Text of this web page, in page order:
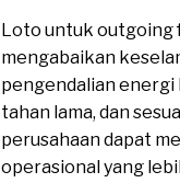
Loto untuk outgoing
mengabaikan
pengendalian energi
tahan lama, dan
perusahaan dapat
operasional yang